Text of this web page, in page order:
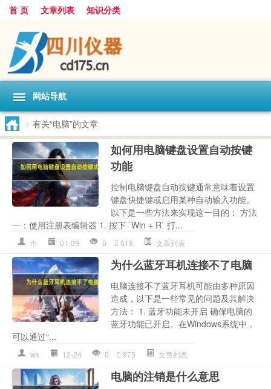
首 页 文章列表 知识分类
网站导航
> 有关“电脑”的文章
如何用电脑键盘设置自动按键
功能
控制电脑键盘自动按键通常意味着设置
键盘快捷键或启用某种自动输入功能。
以下是一些方法来实现这一目的： 方法
一：使用注册表编辑器 1. 按下 `Win + R` 打...
rh 01-09 0 618 文章列表
为什么蓝牙耳机连接不了电脑
电脑连接不了蓝牙耳机可能由多种原因
造成，以下是一些常见的问题及其解决
方法： 1. 蓝牙功能未开启 确保电脑的
蓝牙功能已开启。在Windows系统中，
可以通过“...
ws 12-24 0 975 文章列表
电脑的注销是什么意思